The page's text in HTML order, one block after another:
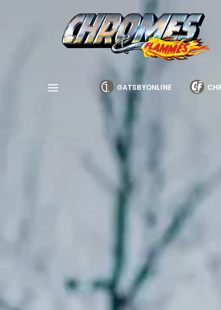
GATSBYONLINE